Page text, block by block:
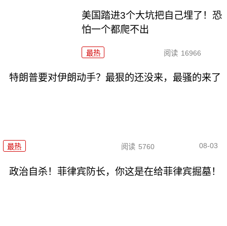
美国踏进3个大坑把自己埋了！恐
怕一个都爬不出
最热 阅读 16966
特朗普要对伊朗动手？最狠的还没来，最骚的来了
最热 阅读 5760 08-03
政治自杀！菲律宾防长，你这是在给菲律宾掘墓！